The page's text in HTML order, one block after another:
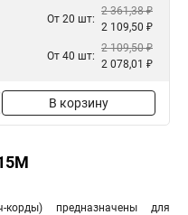
От 20 шт:
2 361,38 ₽
2 109,50 ₽
От 40 шт:
2 109,50 ₽
2 078,01 ₽
В корзину
предназначены для